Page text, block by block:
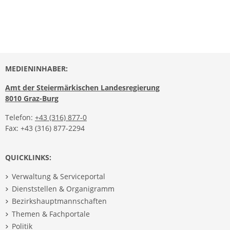
MEDIENINHABER:
Amt der Steiermärkischen Landesregierung
8010 Graz-Burg
Telefon: +43 (316) 877-0
Fax: +43 (316) 877-2294
QUICKLINKS:
Verwaltung & Serviceportal
Dienststellen & Organigramm
Bezirkshauptmannschaften
Themen & Fachportale
Politik